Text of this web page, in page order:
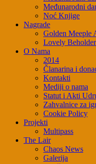
Međunarodni
Noć Knjige
Nagrade
Golden Meeple
Lovely
O Nama
2014
Članarina i
Kontakti
Mediji o nama
Statut i Akti
Zahvalnice za
Cookie Policy
Projekti
Multipass
The Lair
Chaos News
Galerija